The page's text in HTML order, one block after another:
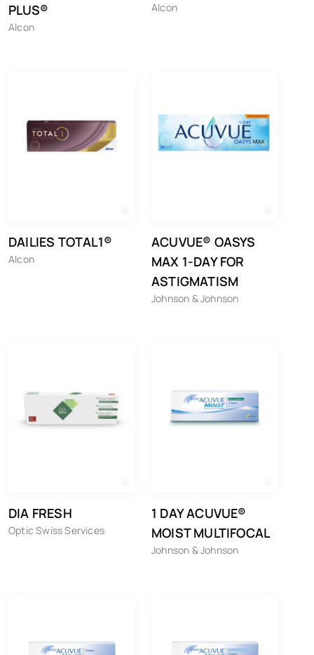
PLUS®
Alcon
Alcon
DAILIES TOTAL1®
Alcon
ACUVUE® OASYS
MAX 1-DAY FOR
ASTIGMATISM
Johnson & Johnson
DIA FRESH
Optic Swiss Services
1 DAY ACUVUE®
MOIST MULTIFOCAL
Johnson & Johnson